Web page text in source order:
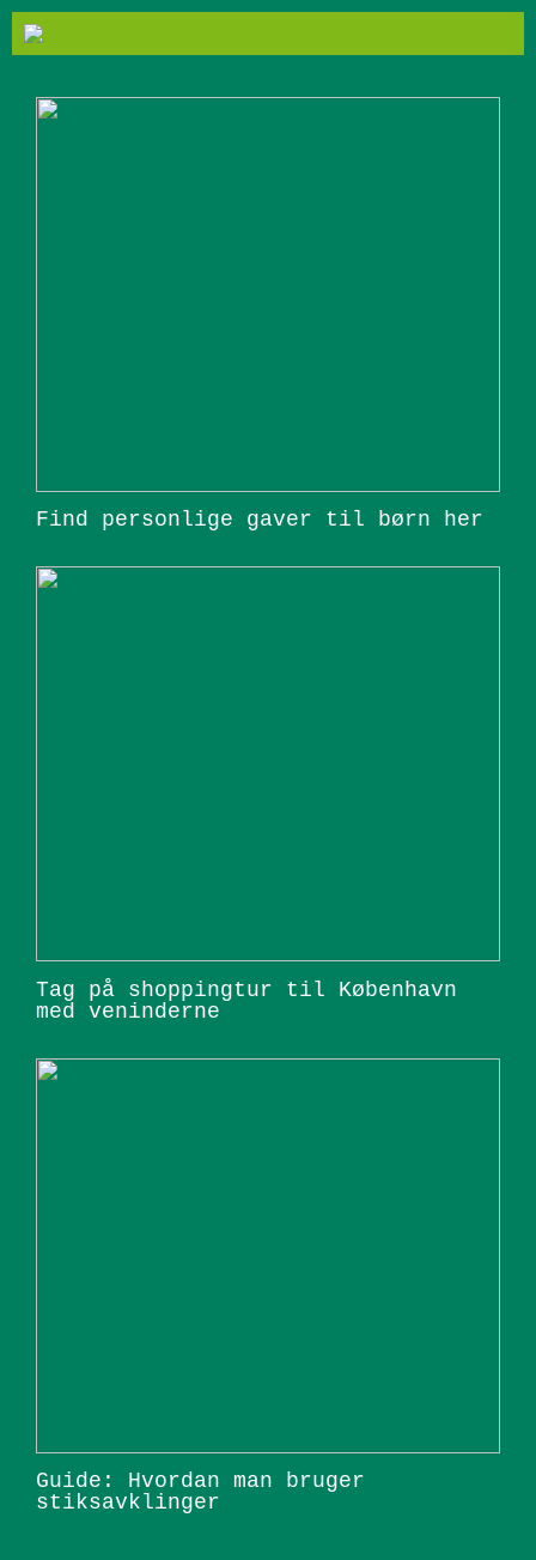
Find personlige gaver til børn her
Tag på shoppingtur til København
med veninderne
Guide: Hvordan man bruger
stiksavklinger